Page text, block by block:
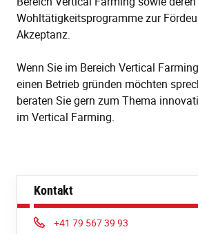
Wohltätigkeitsprogramme zur
Akzeptanz.
Wenn Sie im Bereich Vertical
einen Betrieb gründen möchten
beraten Sie gern zum Thema
im Vertical Farming.
Kontakt
Phone:
+41 79 567 39 93